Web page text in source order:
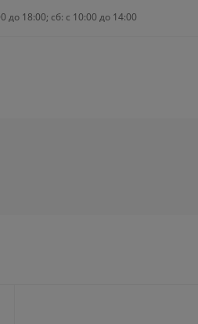
до 18:00; сб: с 10:00 до 14:00